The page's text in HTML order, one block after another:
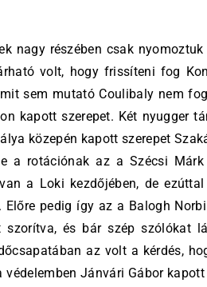
nagy részében csak
volt, hogy frissíteni fog
sem mutató Coulibaly nem
kapott szerepet. Két nyugger
közepén kapott szerepet
a rotációnak az a Szécsi
a Loki kezdőjében, de
pedig így az a Balogh
és bár szép szólókat
az volt a kérdés,
Jánvári Gábor